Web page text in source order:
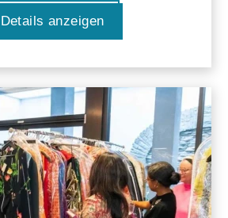
Details anzeigen